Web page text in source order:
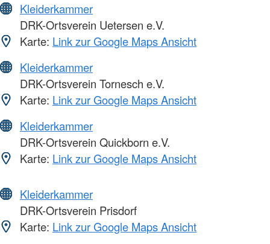
Kleiderkammer
DRK-Ortsverein Uetersen e.V.
Karte: Link zur Google Maps Ansicht
Kleiderkammer
DRK-Ortsverein Tornesch e.V.
Karte: Link zur Google Maps Ansicht
Kleiderkammer
DRK-Ortsverein Quickborn e.V.
Karte: Link zur Google Maps Ansicht
Kleiderkammer
DRK-Ortsverein Prisdorf
Karte: Link zur Google Maps Ansicht